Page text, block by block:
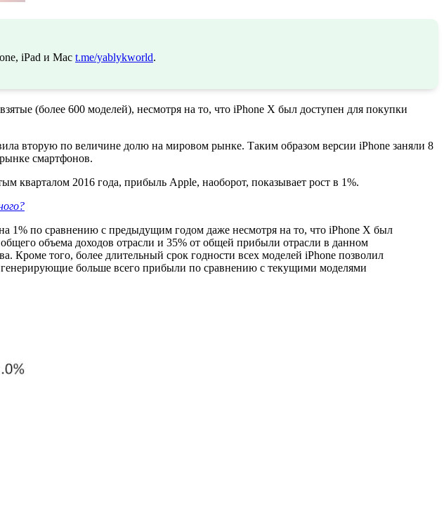
iPad и Mac t.me/yablykworld.
(более 600 моделей), несмотря на то, что iPhone X был доступен для покупки
вторую по величине долю на мировом рынке. Таким образом версии iPhone заняли 8
смартфонов.
кварталом 2016 года, прибыль Apple, наоборот, показывает рост в 1%.
1% по сравнению с предыдущим годом даже несмотря на то, что iPhone X был
объема доходов отрасли и 35% от общей прибыли отрасли в данном
Кроме того, более длительный срок годности всех моделей iPhone позволил
больше всего прибыли по сравнению с текущими моделями